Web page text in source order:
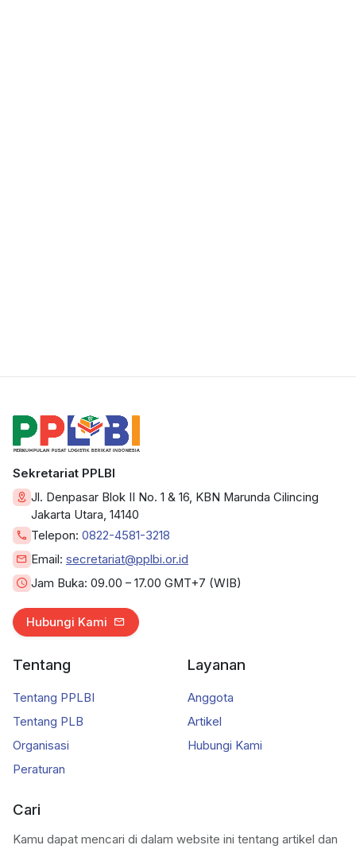
Sekretariat PPLBI
Jl. Denpasar Blok II No. 1 & 16, KBN Marunda Cilincing
Jakarta Utara, 14140
Telepon: 0822-4581-3218
Email: secretariat@pplbi.or.id
Jam Buka: 09.00 – 17.00 GMT+7 (WIB)
Hubungi Kami
Tentang
Tentang PPLBI
Tentang PLB
Organisasi
Peraturan
Layanan
Anggota
Artikel
Hubungi Kami
Cari
Kamu dapat mencari di dalam website ini tentang artikel dan